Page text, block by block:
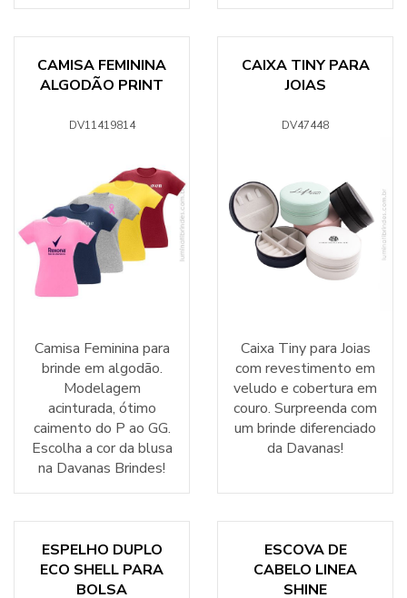
CAMISA FEMININA
ALGODÃO PRINT
DV11419814
Camisa Feminina para
brinde em algodão.
Modelagem
acinturada, ótimo
caimento do P ao GG.
Escolha a cor da blusa
na Davanas Brindes!
CAIXA TINY PARA
JOIAS
DV47448
Caixa Tiny para Joias
com revestimento em
veludo e cobertura em
couro. Surpreenda com
um brinde diferenciado
da Davanas!
ESPELHO DUPLO
ECO SHELL PARA
BOLSA
ESCOVA DE
CABELO LINEA
SHINE